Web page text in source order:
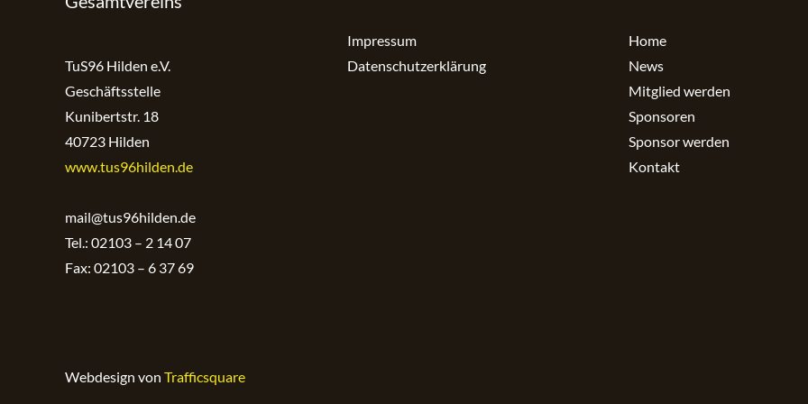
TuS96 Hilden e.V.
Geschäftsstelle
Kunibertstr. 18
40723 Hilden
www.tus96hilden.de
mail@tus96hilden.de
Tel.: 02103 – 2 14 07
Fax: 02103 – 6 37 69
Impressum
Datenschutzerklärung
Home
News
Mitglied werden
Sponsoren
Sponsor werden
Kontakt
Webdesign von Trafficsquare